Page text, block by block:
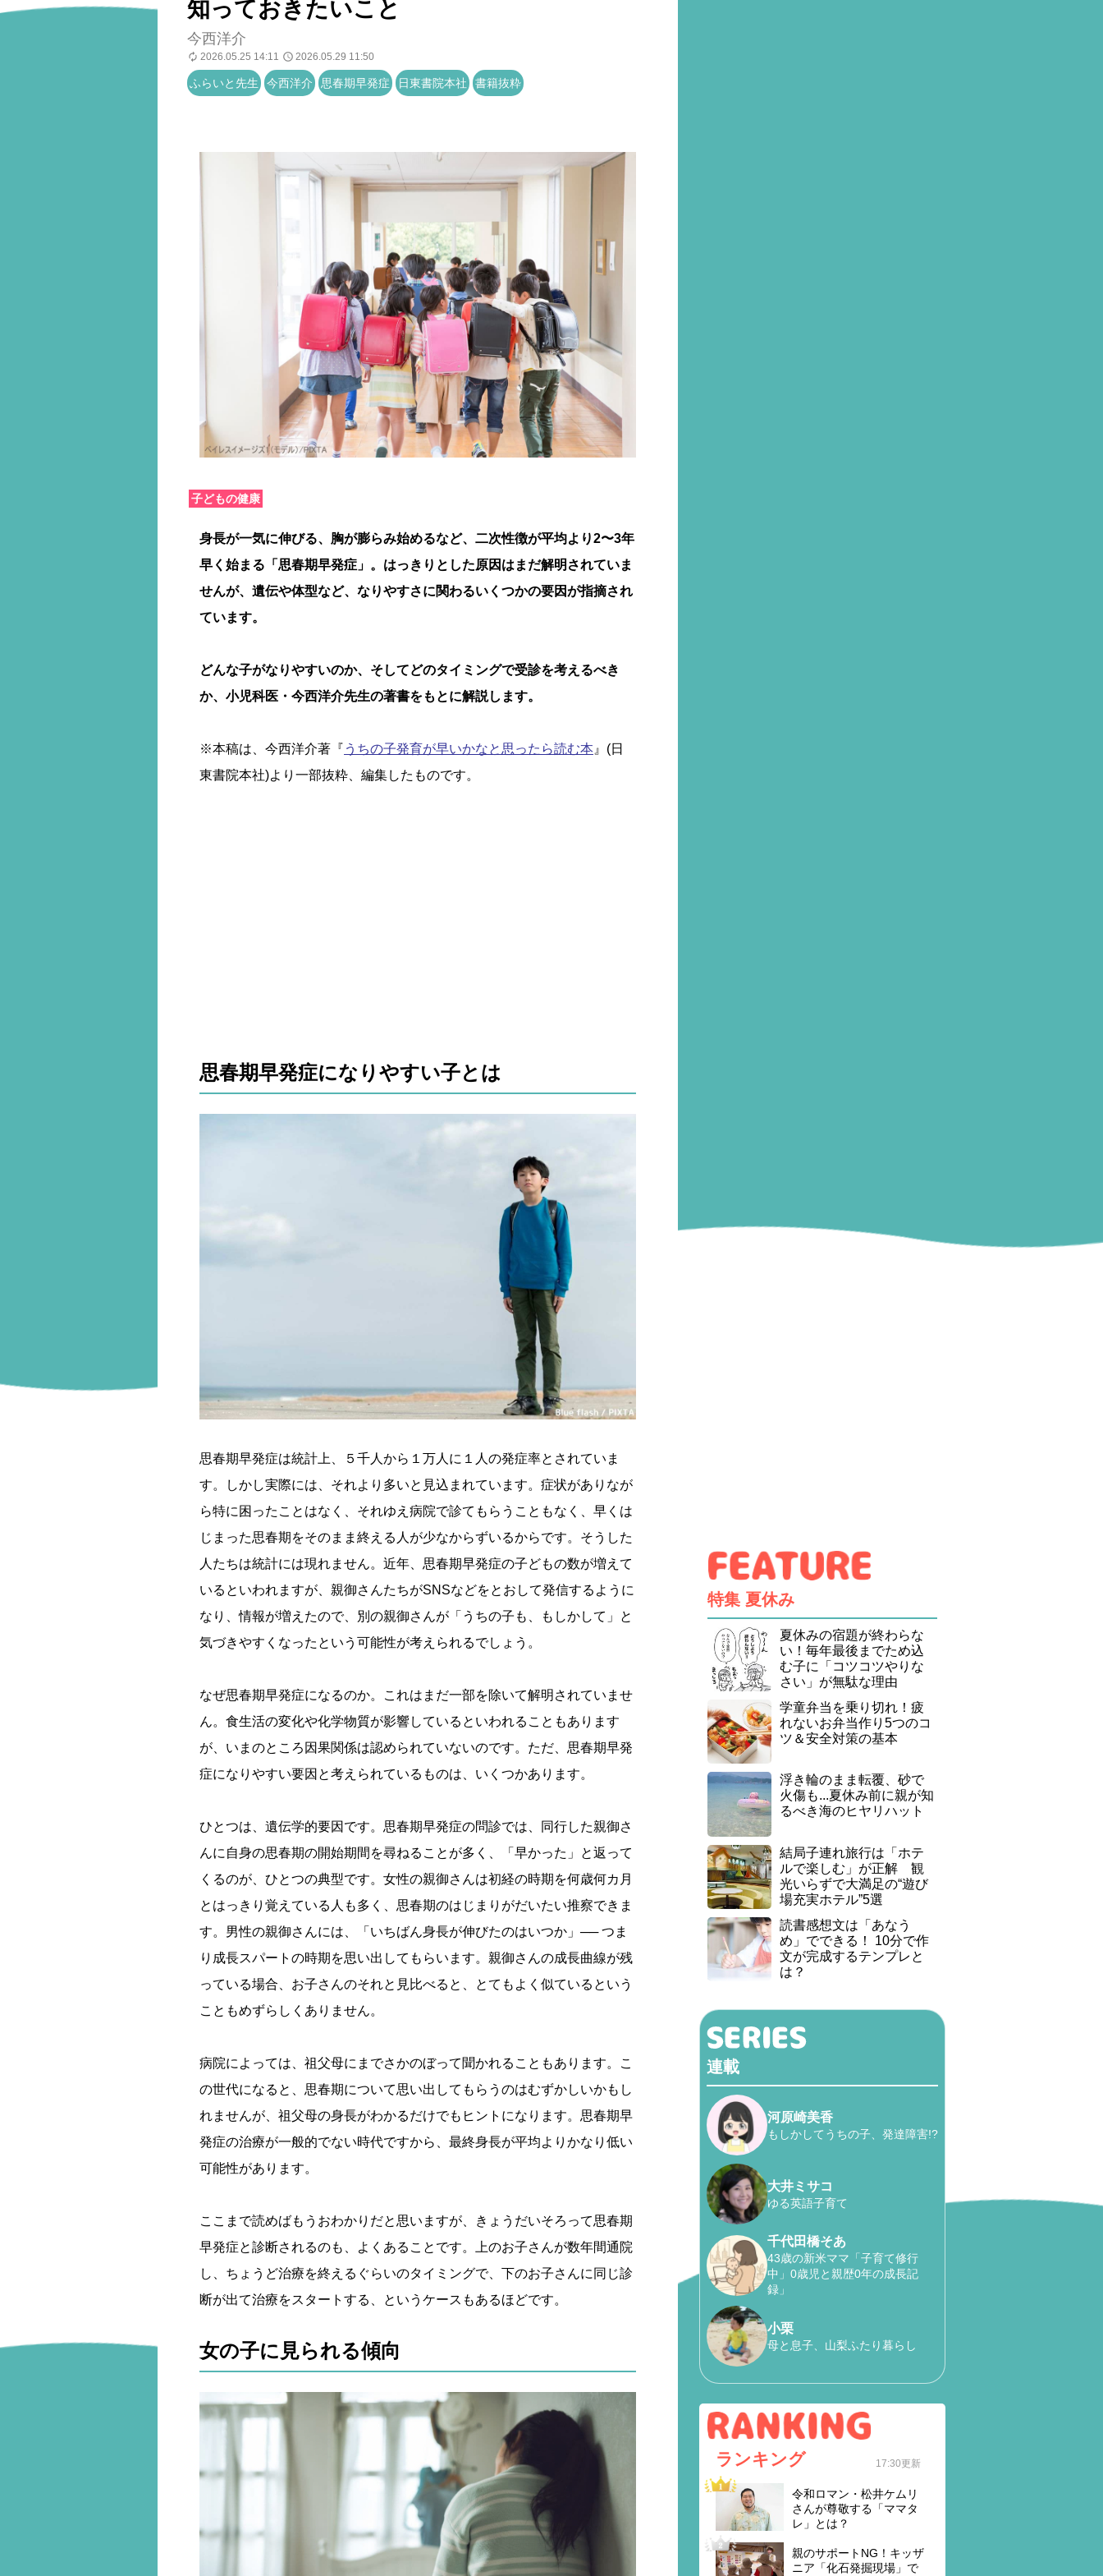
知っておきたいこと
今西洋介
2026.05.25 14:11 2026.05.29 11:50
ふらいと先生 今西洋介 思春期早発症 日東書院本社 書籍抜粋
子どもの健康
身長が一気に伸びる、胸が膨らみ始めるなど、二次性徴が平均より2〜3年
早く始まる「思春期早発症」。はっきりとした原因はまだ解明されていま
せんが、遺伝や体型など、なりやすさに関わるいくつかの要因が指摘され
ています。
どんな子がなりやすいのか、そしてどのタイミングで受診を考えるべき
か、小児科医・今西洋介先生の著書をもとに解説します。
※本稿は、今西洋介著『 うちの子発育が早いかなと思ったら読む本 』(日
東書院本社)より一部抜粋、編集したものです。
思春期早発症になりやすい子とは
思春期早発症は統計上、５千人から１万人に１人の発症率とされていま
す。しかし実際には、それより多いと見込まれています。症状がありなが
ら特に困ったことはなく、それゆえ病院で診てもらうこともなく、早くは
じまった思春期をそのまま終える人が少なからずいるからです。そうした
人たちは統計には現れません。近年、思春期早発症の子どもの数が増えて
いるといわれますが、親御さんたちがSNSなどをとおして発信するように
なり、情報が増えたので、別の親御さんが「うちの子も、もしかして」と
気づきやすくなったという可能性が考えられるでしょう。
なぜ思春期早発症になるのか。これはまだ一部を除いて解明されていませ
ん。食生活の変化や化学物質が影響しているといわれることもあります
が、いまのところ因果関係は認められていないのです。ただ、思春期早発
症になりやすい要因と考えられているものは、いくつかあります。
ひとつは、遺伝学的要因です。思春期早発症の問診では、同行した親御さ
んに自身の思春期の開始期間を尋ねることが多く、「早かった」と返って
くるのが、ひとつの典型です。女性の親御さんは初経の時期を何歳何カ月
とはっきり覚えている人も多く、思春期のはじまりがだいたい推察できま
す。男性の親御さんには、「いちばん身長が伸びたのはいつか」── つま
り成長スパートの時期を思い出してもらいます。親御さんの成長曲線が残
っている場合、お子さんのそれと見比べると、とてもよく似ているという
こともめずらしくありません。
病院によっては、祖父母にまでさかのぼって聞かれることもあります。こ
の世代になると、思春期について思い出してもらうのはむずかしいかもし
れませんが、祖父母の身長がわかるだけでもヒントになります。思春期早
発症の治療が一般的でない時代ですから、最終身長が平均よりかなり低い
可能性があります。
ここまで読めばもうおわかりだと思いますが、きょうだいそろって思春期
早発症と診断されるのも、よくあることです。上のお子さんが数年間通院
し、ちょうど治療を終えるぐらいのタイミングで、下のお子さんに同じ診
断が出て治療をスタートする、というケースもあるほどです。
女の子に見られる傾向
特集 夏休み
夏休みの宿題が終わらな
い！毎年最後までため込
む子に「コツコツやりな
さい」が無駄な理由
学童弁当を乗り切れ！疲
れないお弁当作り5つのコ
ツ＆安全対策の基本
浮き輪のまま転覆、砂で
火傷も...夏休み前に親が知
るべき海のヒヤリハット
結局子連れ旅行は「ホテ
ルで楽しむ」が正解 観
光いらずで大満足の“遊び
場充実ホテル”5選
読書感想文は「あなう
め」でできる！ 10分で作
文が完成するテンプレと
は？
連載
河原崎美香
もしかしてうちの子、発達障害!?
大井ミサコ
ゆる英語子育て
千代田橋そあ
43歳の新米ママ「子育て修行
中」0歳児と親歴0年の成長記
録」
小栗
母と息子、山梨ふたり暮らし
ランキング 17:30更新
令和ロマン・松井ケムリ
さんが尊敬する「ママタ
レ」とは？
親のサポートNG！キッザ
ニア「化石発掘現場」で